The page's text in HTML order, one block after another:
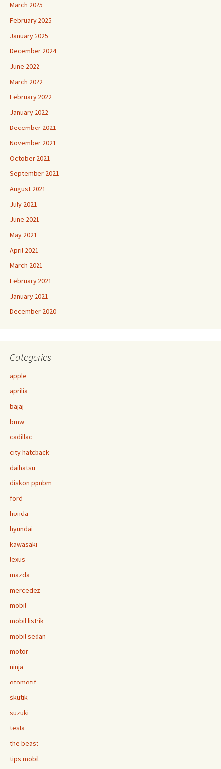
March 2025
February 2025
January 2025
December 2024
June 2022
March 2022
February 2022
January 2022
December 2021
November 2021
October 2021
September 2021
August 2021
July 2021
June 2021
May 2021
April 2021
March 2021
February 2021
January 2021
December 2020
Categories
apple
aprilia
bajaj
bmw
cadillac
city hatcback
daihatsu
diskon ppnbm
ford
honda
hyundai
kawasaki
lexus
mazda
mercedez
mobil
mobil listrik
mobil sedan
motor
ninja
otomotif
skutik
suzuki
tesla
the beast
tips mobil